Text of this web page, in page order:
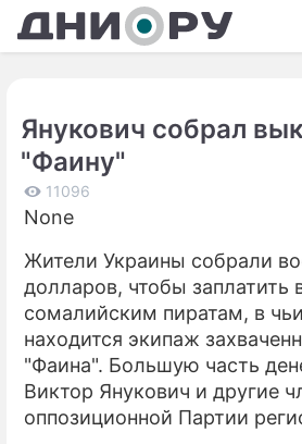
Янукович собрал
"Фаину"
11096
None
Жители Украины собрали
долларов, чтобы заплатить
сомалийским пиратам, в
находится экипаж
"Фаина". Большую часть
Виктор Янукович и другие
оппозиционной Партии